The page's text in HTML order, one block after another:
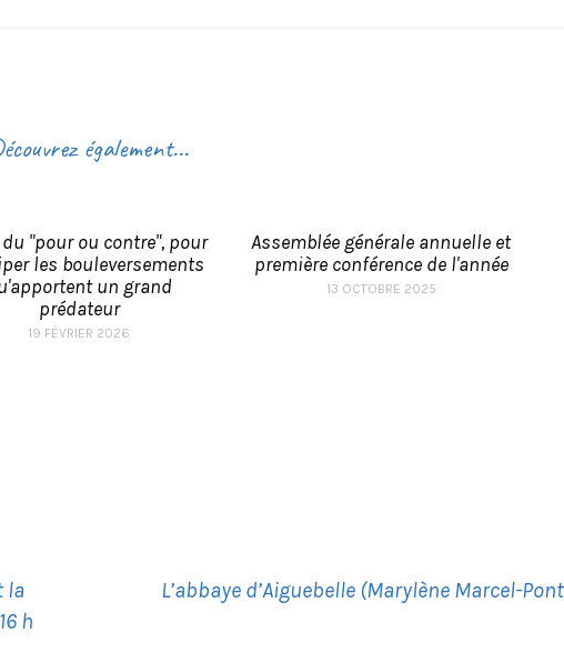
également...
"pour ou contre", pour
les bouleversements
un grand
prédateur
19 FÉVRIER 2026
Assemblée générale annuelle et
première conférence de l'année
13 OCTOBRE 2025
la
h
L’abbaye d’Aiguebelle (Marylène Marcel-